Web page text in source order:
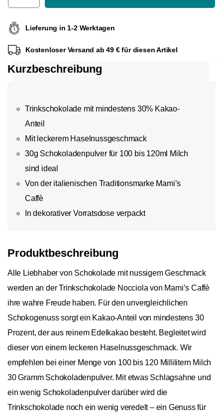
Lieferung in 1-2 Werktagen
Kostenloser Versand ab 49 € für diesen Artikel
Kurzbeschreibung
Trinkschokolade mit mindestens 30% Kakao-
Anteil
Mit leckerem Haselnussgeschmack
30g Schokoladenpulver für 100 bis 120ml Milch
sind ideal
Von der italienischen Traditionsmarke Mami’s
Caffè
In dekorativer Vorratsdose verpackt
Produktbeschreibung
Alle Liebhaber von Schokolade mit nussigem Geschmack
werden an der Trinkschokolade Nocciola von Mami’s Caffè
ihre wahre Freude haben. Für den unvergleichlichen
Schokogenuss sorgt ein Kakao-Anteil von mindestens 30
Prozent, der aus reinem Edelkakao besteht. Begleitet wird
dieser von einem leckeren Haselnussgeschmack. Wir
empfehlen bei einer Menge von 100 bis 120 Millilitern Milch
30 Gramm Schokoladenpulver. Mit etwas Schlagsahne und
ein wenig Schokoladenpulver darüber wird die
Trinkschokolade noch ein wenig veredelt – ein Genuss für